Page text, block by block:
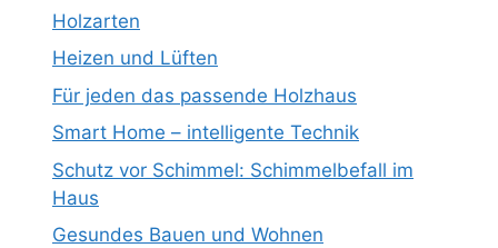
Holzarten
Heizen und Lüften
Für jeden das passende Holzhaus
Smart Home – intelligente Technik
Schutz vor Schimmel: Schimmelbefall im
Haus
Gesundes Bauen und Wohnen